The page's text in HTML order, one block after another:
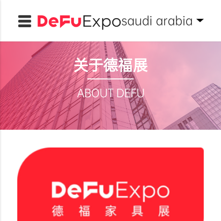
saudi arabia
关于德福展
ABOUT DEFU